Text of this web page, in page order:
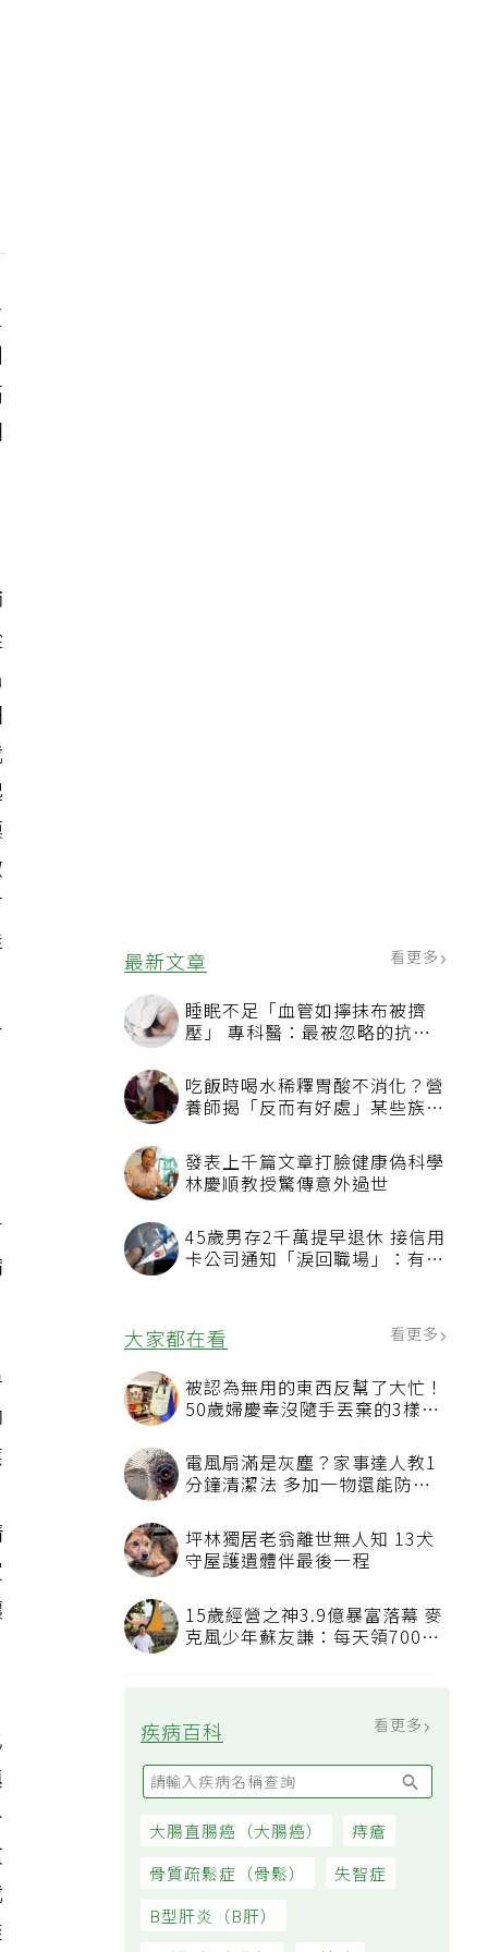
最新文章 看更多
睡眠不足「血管如擰抹布被擠
壓」 專科醫：最被忽略的抗老
吃飯時喝水稀釋胃酸不消化？營
養師揭「反而有好處」某些族群
發表上千篇文章打臉健康偽科學
林慶順教授驚傳意外過世
45歲男存2千萬提早退休 接信用
卡公司通知「淚回職場」：有錢
大家都在看
被認為無用的東西反幫了大忙！
50歲婦慶幸沒隨手丟棄的3樣物
電風扇滿是灰塵？家事達人教1
汙附著
坪林獨居老翁離世無人知 13犬
15歲經營之神3.9億暴富落幕 麥
疾病百科